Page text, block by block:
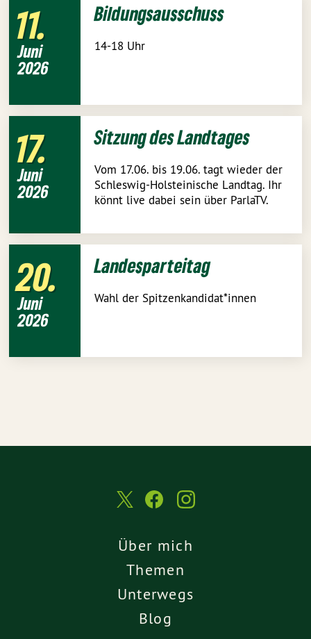
11
Juni
2026
Bildungsausschuss
14-18 Uhr
17
Juni
2026
Sitzung des Landtages
Vom 17.06. bis 19.06. tagt wieder der
Schleswig-Holsteinische Landtag. Ihr
könnt live dabei sein über ParlaTV.
20
Juni
2026
Landesparteitag
Wahl der Spitzenkandidat*innen
Über mich
Themen
Unterwegs
Blog